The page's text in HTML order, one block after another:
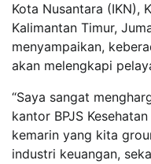
Kota Nusantara (IKN),
Kalimantan Timur,
menyampaikan,
akan melengkapi
“Saya sangat
kantor BPJS
kemarin yang kita
industri keuangan,